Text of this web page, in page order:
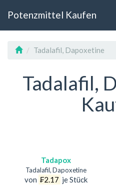
Potenzmittel Kaufen
Tadalafil, Dapoxetine
Tadalafil,
Tadapox
Tadalafil, Dapoxetine
von ₣2.17 je Stück